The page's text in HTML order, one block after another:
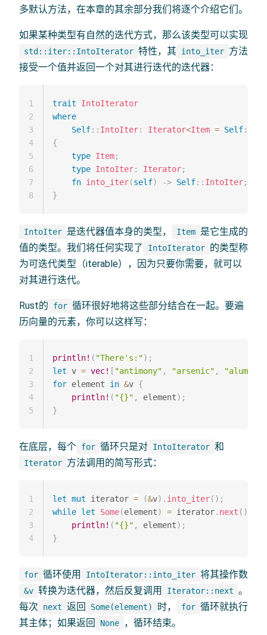
多默认方法，在本章的其余部分我们将逐个介绍它们。
如果某种类型有自然的迭代方式，那么该类型可以实现
std::iter::IntoIterator 特性，其 into_iter 方法
接受一个值并返回一个对其进行迭代的迭代器：
trait
IntoIterator
where
Self:: IntoIter: Iterator<Item = Self::
{
type Item;
type IntoIter: Iterator;
fn into_iter(self) -> Self:: IntoIter;
}
1
2
3
4
5
6
7
8
IntoIter 是迭代器值本身的类型， Item 是它生成的
值的类型。我们将任何实现了
IntoIterator 的类型称
为可迭代类型（iterable），因为只要你需要，就可以
对其进行迭代。
Rust的 for 循环很好地将这些部分结合在一起。要遍
历向量的元素，你可以这样写：
println! ( "There's:") ;
let v = vec! [ "antimony" , "arsenic" ,
for element in &v {
println! ( "{}" , element) ;
}
1
2
3
4
5
在底层，每个 for 循环只是对 IntoIterator 和
Iterator 方法调用的简写形式：
let mut iterator = (&v) . into_iter( ) ;
while let Some(element) = iterator. next ( )
println! ( "{}" , element) ;
}
1
2
3
4
for 循环使用 IntoIterator::into_iter 将其操作数
&v 转换为迭代器，然后反复调用 Iterator::next 。
每次
next 返回 Some(element) 时， for 循环就执行
其主体；如果返回
None ，循环结束。